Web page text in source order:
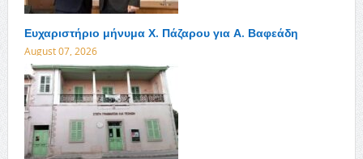
Ευχαριστήριο μήνυμα Χ. Πάζαρου για Α. Βαφεάδη
August 07, 2026